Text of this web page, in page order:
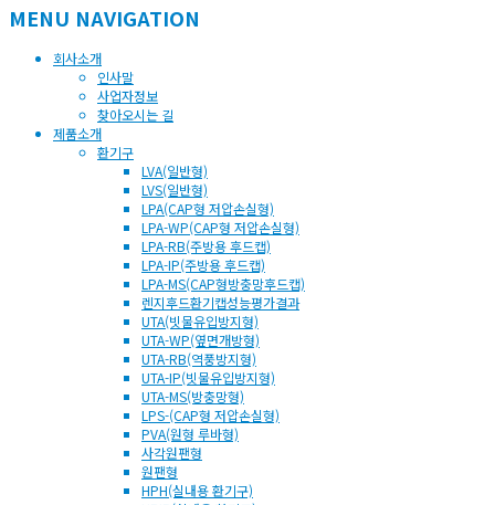
MENU NAVIGATION
회사소개
인사말
사업자정보
찾아오시는 길
제품소개
환기구
LVA(일반형)
LVS(일반형)
LPA(CAP형 저압손실형)
LPA-WP(CAP형 저압손실형)
LPA-RB(주방용 후드캡)
LPA-IP(주방용 후드캡)
LPA-MS(CAP형방충망후드캡)
렌지후드환기캡성능평가결과
UTA(빗물유입방지형)
UTA-WP(옆면개방형)
UTA-RB(역풍방지형)
UTA-IP(빗물유입방지형)
UTA-MS(방충망형)
LPS-(CAP형 저압손실형)
PVA(원형 루바형)
사각원팬형
원팬형
HPH(실내용 환기구)